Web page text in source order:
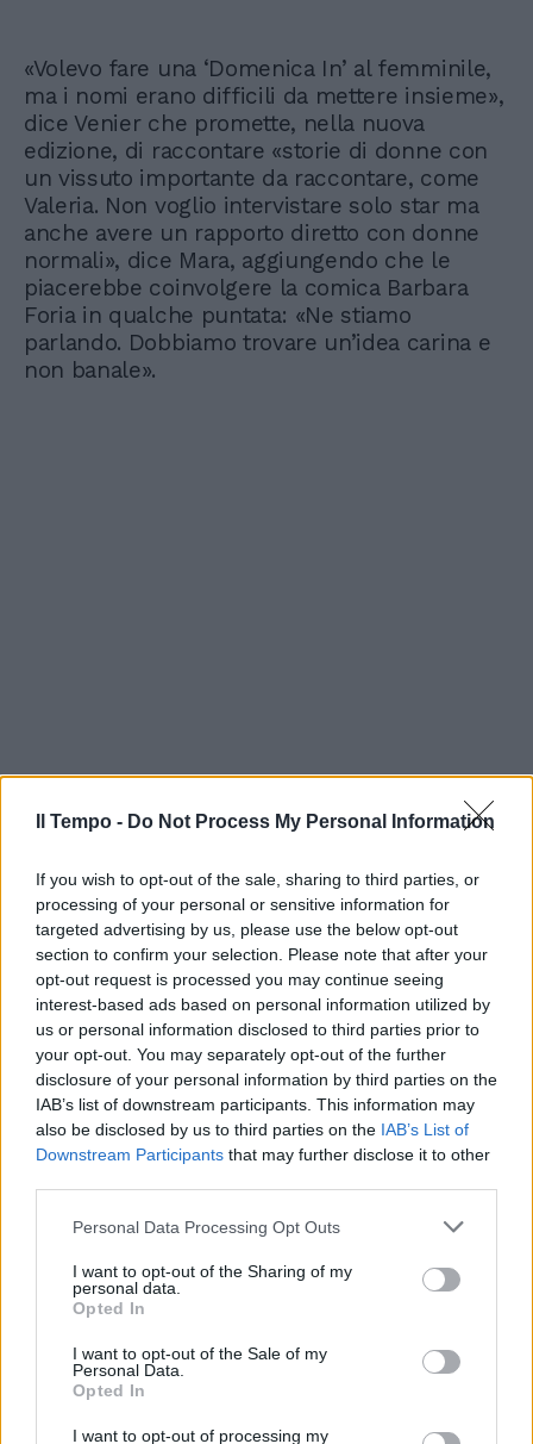
Il Tempo - Do Not Process My Personal Information
If you wish to opt-out of the sale, sharing to third parties, or
processing of your personal or sensitive information for
targeted advertising by us, please use the below opt-out
section to confirm your selection. Please note that after your
opt-out request is processed you may continue seeing
interest-based ads based on personal information utilized by
us or personal information disclosed to third parties prior to
your opt-out. You may separately opt-out of the further
disclosure of your personal information by third parties on the
IAB’s list of downstream participants. This information may
also be disclosed by us to third parties on the IAB’s List of
Downstream Participants that may further disclose it to other
Personal Data Processing Opt Outs
I want to opt-out of the Sharing of my
personal data.
Opted In
I want to opt-out of the Sale of my
Personal Data.
Opted In
I want to opt-out of processing my
«Volevo fare una ‘Domenica In’ al femminile,
ma i nomi erano difficili da mettere insieme»,
dice Venier che promette, nella nuova
edizione, di raccontare «storie di donne con
un vissuto importante da raccontare, come
Valeria. Non voglio intervistare solo star ma
anche avere un rapporto diretto con donne
normali», dice Mara, aggiungendo che le
piacerebbe coinvolgere la comica Barbara
Foria in qualche puntata: «Ne stiamo
parlando. Dobbiamo trovare un’idea carina e
non banale».